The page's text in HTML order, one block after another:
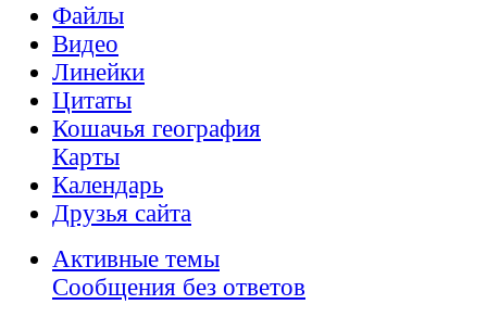
Файлы
Видео
Линейки
Цитаты
Кошачья география
Карты
Календарь
Друзья сайта
Активные темы
Сообщения без ответов